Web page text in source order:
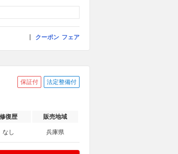
クーポン フェア
保証付 法定整備付
修復歴 販売地域
なし 兵庫県